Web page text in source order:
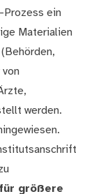
Prozess ein
Materialien
von
werden.
größere